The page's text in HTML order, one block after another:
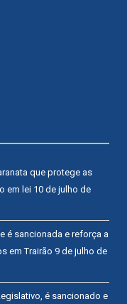
que protege as
em lei 10 de julho de
é sancionada e reforça a
em Trairão 9 de julho de
é sancionado e